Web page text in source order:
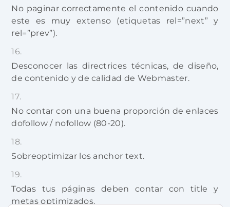
No paginar correctamente el contenido cuando
este es muy extenso (etiquetas rel=”next” y
rel=”prev”).
Desconocer las directrices técnicas, de diseño,
de contenido y de calidad de Webmaster.
No contar con una buena proporción de enlaces
dofollow / nofollow (80-20).
Sobreoptimizar los anchor text.
Todas tus páginas deben contar con title y
metas optimizados.